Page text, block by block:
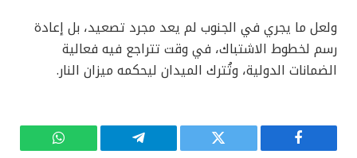
ولعل ما يجري في الجنوب لم يعد مجرد تصعيد، بل إعادة
رسم لخطوط الاشتباك، في وقت تتراجع فيه فعالية
الضمانات الدولية، وتُترك الميدان ليحكمه ميزان النار.
فيسبوك تويتر تيلقرام واتساب